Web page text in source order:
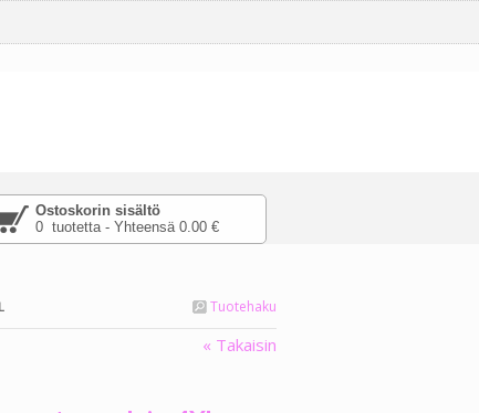
Ostoskorin sisältö
0 tuotetta - Yhteensä 0.00 €
Tuotehaku
« Takaisin